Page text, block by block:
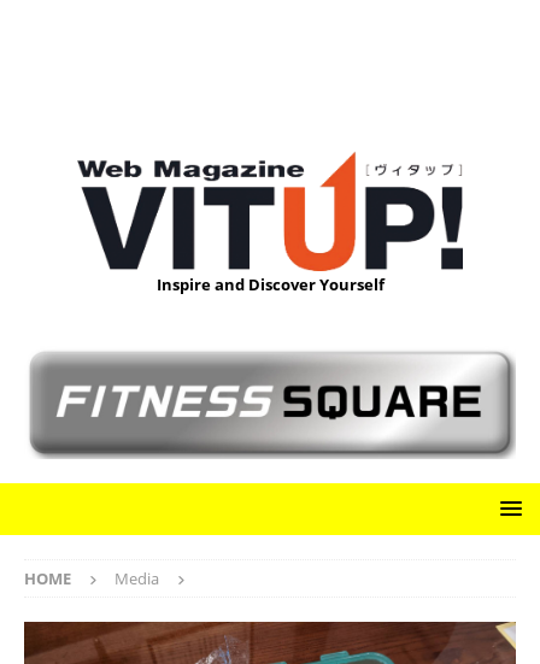
Inspire and Discover Yourself
HOME Media